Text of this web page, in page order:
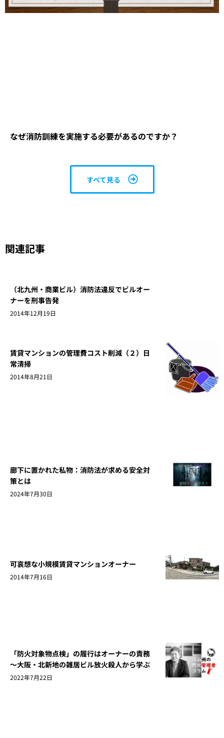
なぜ消防訓練を実施する必要があるのですか？
すべて見る
関連記事
（北九州・商業ビル）消防法違反でビルオー
ナーを刑事告発
2014年12月19日
賃貸マンションの管理費コスト削減（２）日
常清掃
2014年8月21日
廊下に置かれた私物：消防法が求める安全対
策とは
2024年7月30日
可哀想な小規模賃貸マンションオーナー
2014年7月16日
「防火対象物点検」の履行はオーナーの責務
～大阪・北新地の雑居ビル放火殺人から学ぶ
2022年7月22日